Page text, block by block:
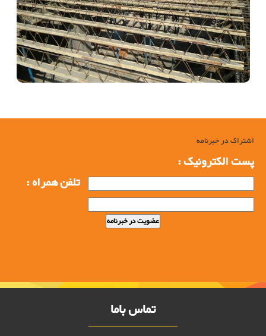
اشتراک در خبرنامه
پست الکترونیک :
تلفن همراه :
تماس باما